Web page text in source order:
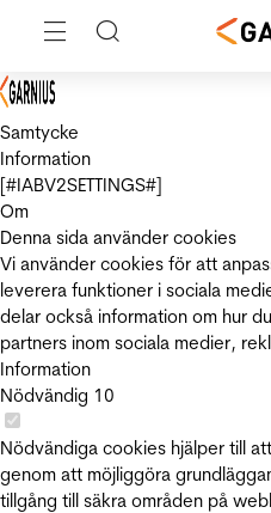
Samtycke
Information
[#IABV2SETTINGS#]
Om
Denna sida använder cookies
Vi använder cookies för att
leverera funktioner i sociala
delar också information om hur
partners inom sociala medier,
Information
Nödvändig 10
Nödvändiga cookies hjälper till
genom att möjliggöra
tillgång till säkra områden på